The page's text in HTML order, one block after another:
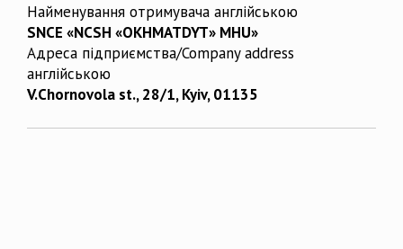
Найменування отримувача англійською
SNCE «NCSH «OKHMATDYT» MHU»
Адреса підприємства/Company address
англійською
V.Chornovola st., 28/1, Kyiv, 01135